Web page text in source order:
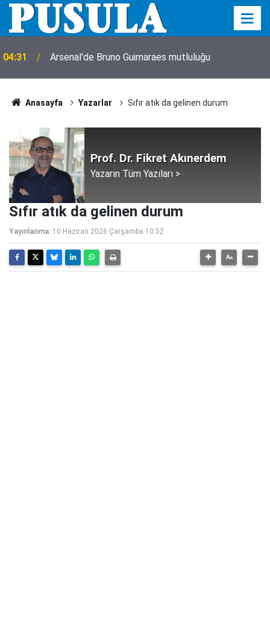
04:31 Arsenal'de Bruno Guimaraes mutluluğu
Anasayfa Yazarlar Sıfır atık da gelinen durum
Prof. Dr. Fikret Akınerdem
Yazarın Tüm Yazıları >
Sıfır atık da gelinen durum
Yayınlanma: 10 Haziran 2026 Çarşamba 10:52